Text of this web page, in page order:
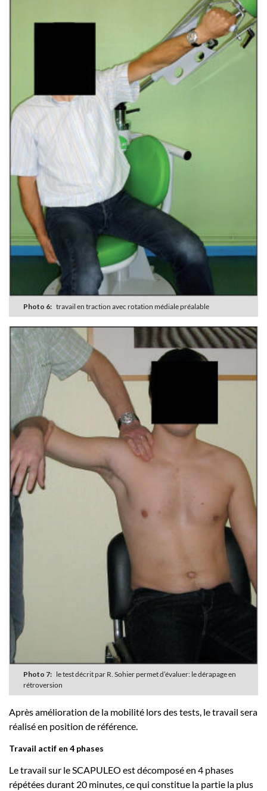
Photo 6: travail en traction avec rotation médiale préalable
Photo 7: le test décrit par R. Sohier permet d’évaluer: le dérapage en
rétroversion
Après amélioration de la mobilité lors des tests, le travail sera
réalisé en position de référence.
Travail actif en 4 phases
Le travail sur le SCAPULEO est décomposé en 4 phases
répétées durant 20 minutes, ce qui constitue la partie la plus